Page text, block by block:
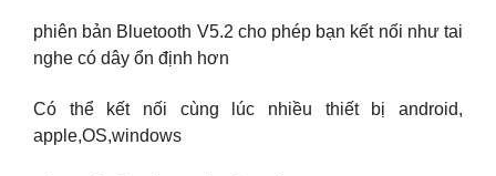
phiên bản Bluetooth V5.2 cho phép bạn kết nối như tai
nghe có dây ổn định hơn
Có thể kết nối cùng lúc nhiều thiết bị android,
apple,OS,windows